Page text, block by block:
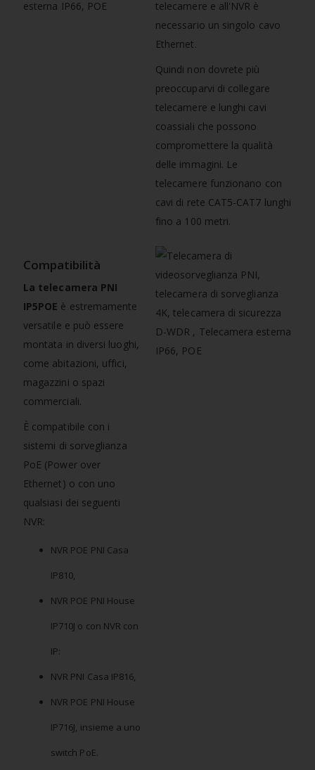
telecamere e all'NVR è
necessario un singolo cavo
Ethernet.
Quindi non dovrete più
preoccuparvi di collegare
telecamere e lunghi cavi
coassiali che possono
compromettere la qualità
delle immagini. Le
telecamere funzionano con
cavi di rete CAT5-CAT7 lunghi
fino a 100 metri.
Compatibilità
La telecamera PNI
IP5POE è estremamente
versatile e può essere
montata in diversi luoghi,
come abitazioni, uffici,
magazzini o spazi
commerciali.
È compatibile con i
sistemi di sorveglianza
PoE (Power over
Ethernet) o con uno
qualsiasi dei seguenti
NVR:
NVR POE PNI Casa
IP810,
NVR POE PNI House
IP710J o con NVR con
IP:
NVR PNI Casa IP816,
NVR POE PNI House
IP716J, insieme a uno
switch PoE.